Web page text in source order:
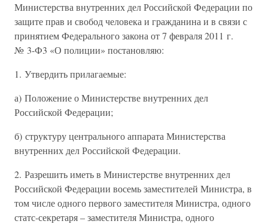
Министерства внутренних дел Российской Федерации по
защите прав и свобод человека и гражданина и в связи с
принятием Федерального закона от 7 февраля 2011 г.
№ 3-Ф3 «О полиции» постановляю:
1. Утвердить прилагаемые:
а) Положение о Министерстве внутренних дел
Российской Федерации;
б) структуру центрального аппарата Министерства
внутренних дел Российской Федерации.
2. Разрешить иметь в Министерстве внутренних дел
Российской Федерации восемь заместителей Министра, в
том числе одного первого заместителя Министра, одного
статс-секретаря – заместителя Министра, одного